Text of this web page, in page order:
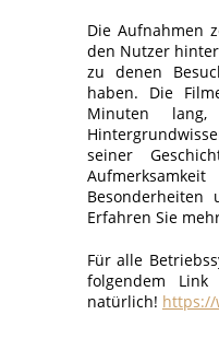
Die Aufnahmen
den Nutzer
zu denen
haben. Die
Minuten
seiner
Erfahren Sie
Für alle
folgendem Link
natürlich! https://